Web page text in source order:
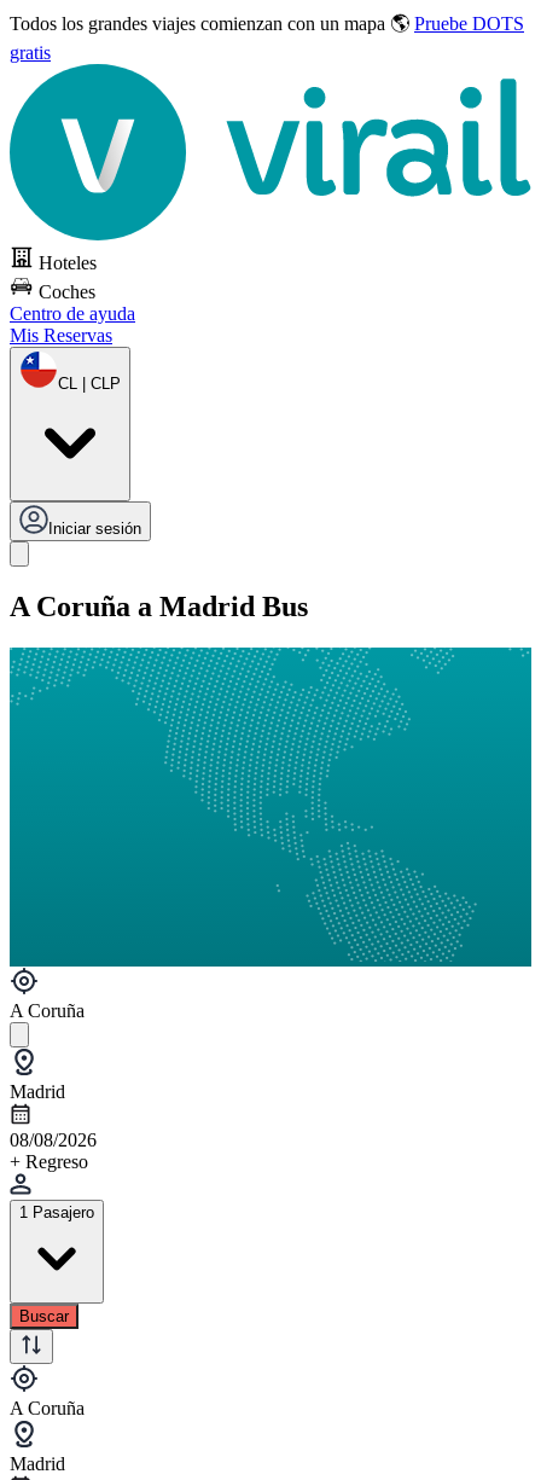
Todos los grandes viajes comienzan con un mapa 🌎 Pruebe DOTS
gratis
Hoteles
Coches
Centro de ayuda
Mis Reservas
CL | CLP
Iniciar sesión
A Coruña a Madrid Bus
A Coruña
Madrid
08/08/2026
+ Regreso
1 Pasajero
Buscar
A Coruña
Madrid